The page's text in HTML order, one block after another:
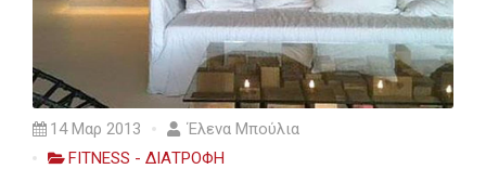
14 Μαρ 2013
Έλενα Μπούλια
FITNESS - ΔΙΑΤΡΟΦΗ